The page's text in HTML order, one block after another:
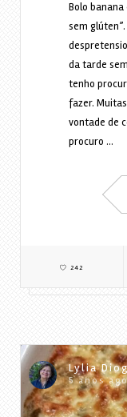
Bolo
sem
da tarde
tenho
fazer.
vontade de
procuro …
242
Lylia
5 anos